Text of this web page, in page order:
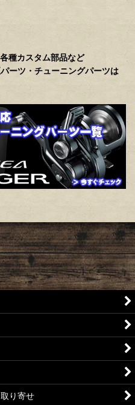
種カスタム部品など
ーツ・チューニングパーツは
り寄せ